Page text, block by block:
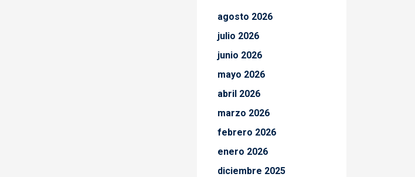
agosto 2026
julio 2026
junio 2026
mayo 2026
abril 2026
marzo 2026
febrero 2026
enero 2026
diciembre 2025